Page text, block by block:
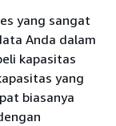
yang sangat
Anda dalam
kapasitas
yang
biasanya